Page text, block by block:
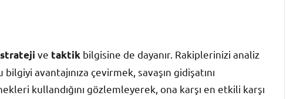
strateji ve taktik bilgisine de dayanır. Rakiplerinizi analiz
avantajınıza çevirmek, savaşın gidişatını
kullandığını gözlemleyerek, ona karşı en etkili karşı